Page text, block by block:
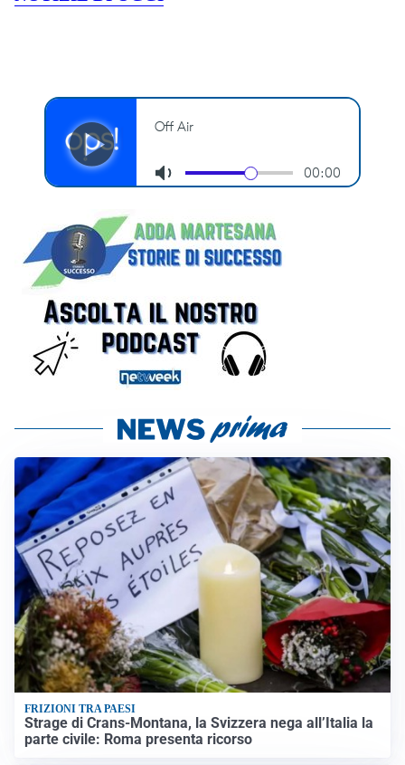
FRIZIONI TRA PAESI
Strage di Crans-Montana, la Svizzera nega all’Italia la
parte civile: Roma presenta ricorso